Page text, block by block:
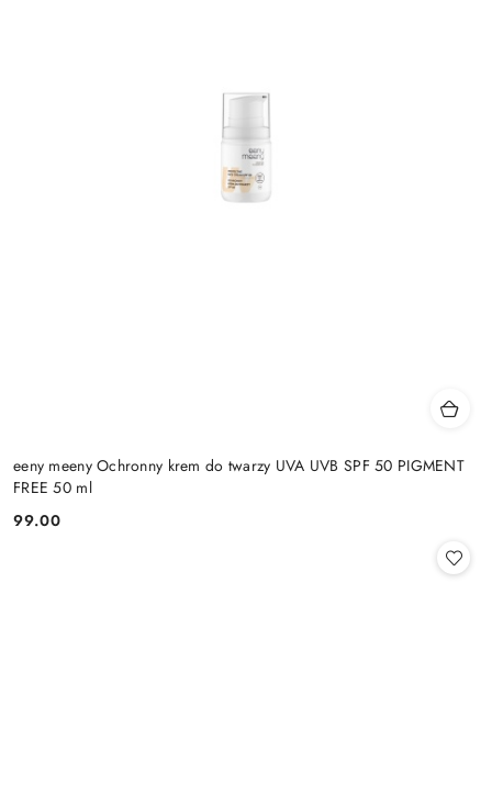
eeny meeny Ochronny krem do twarzy UVA UVB SPF 50 PIGMENT
FREE 50 ml
Cena:
99.00